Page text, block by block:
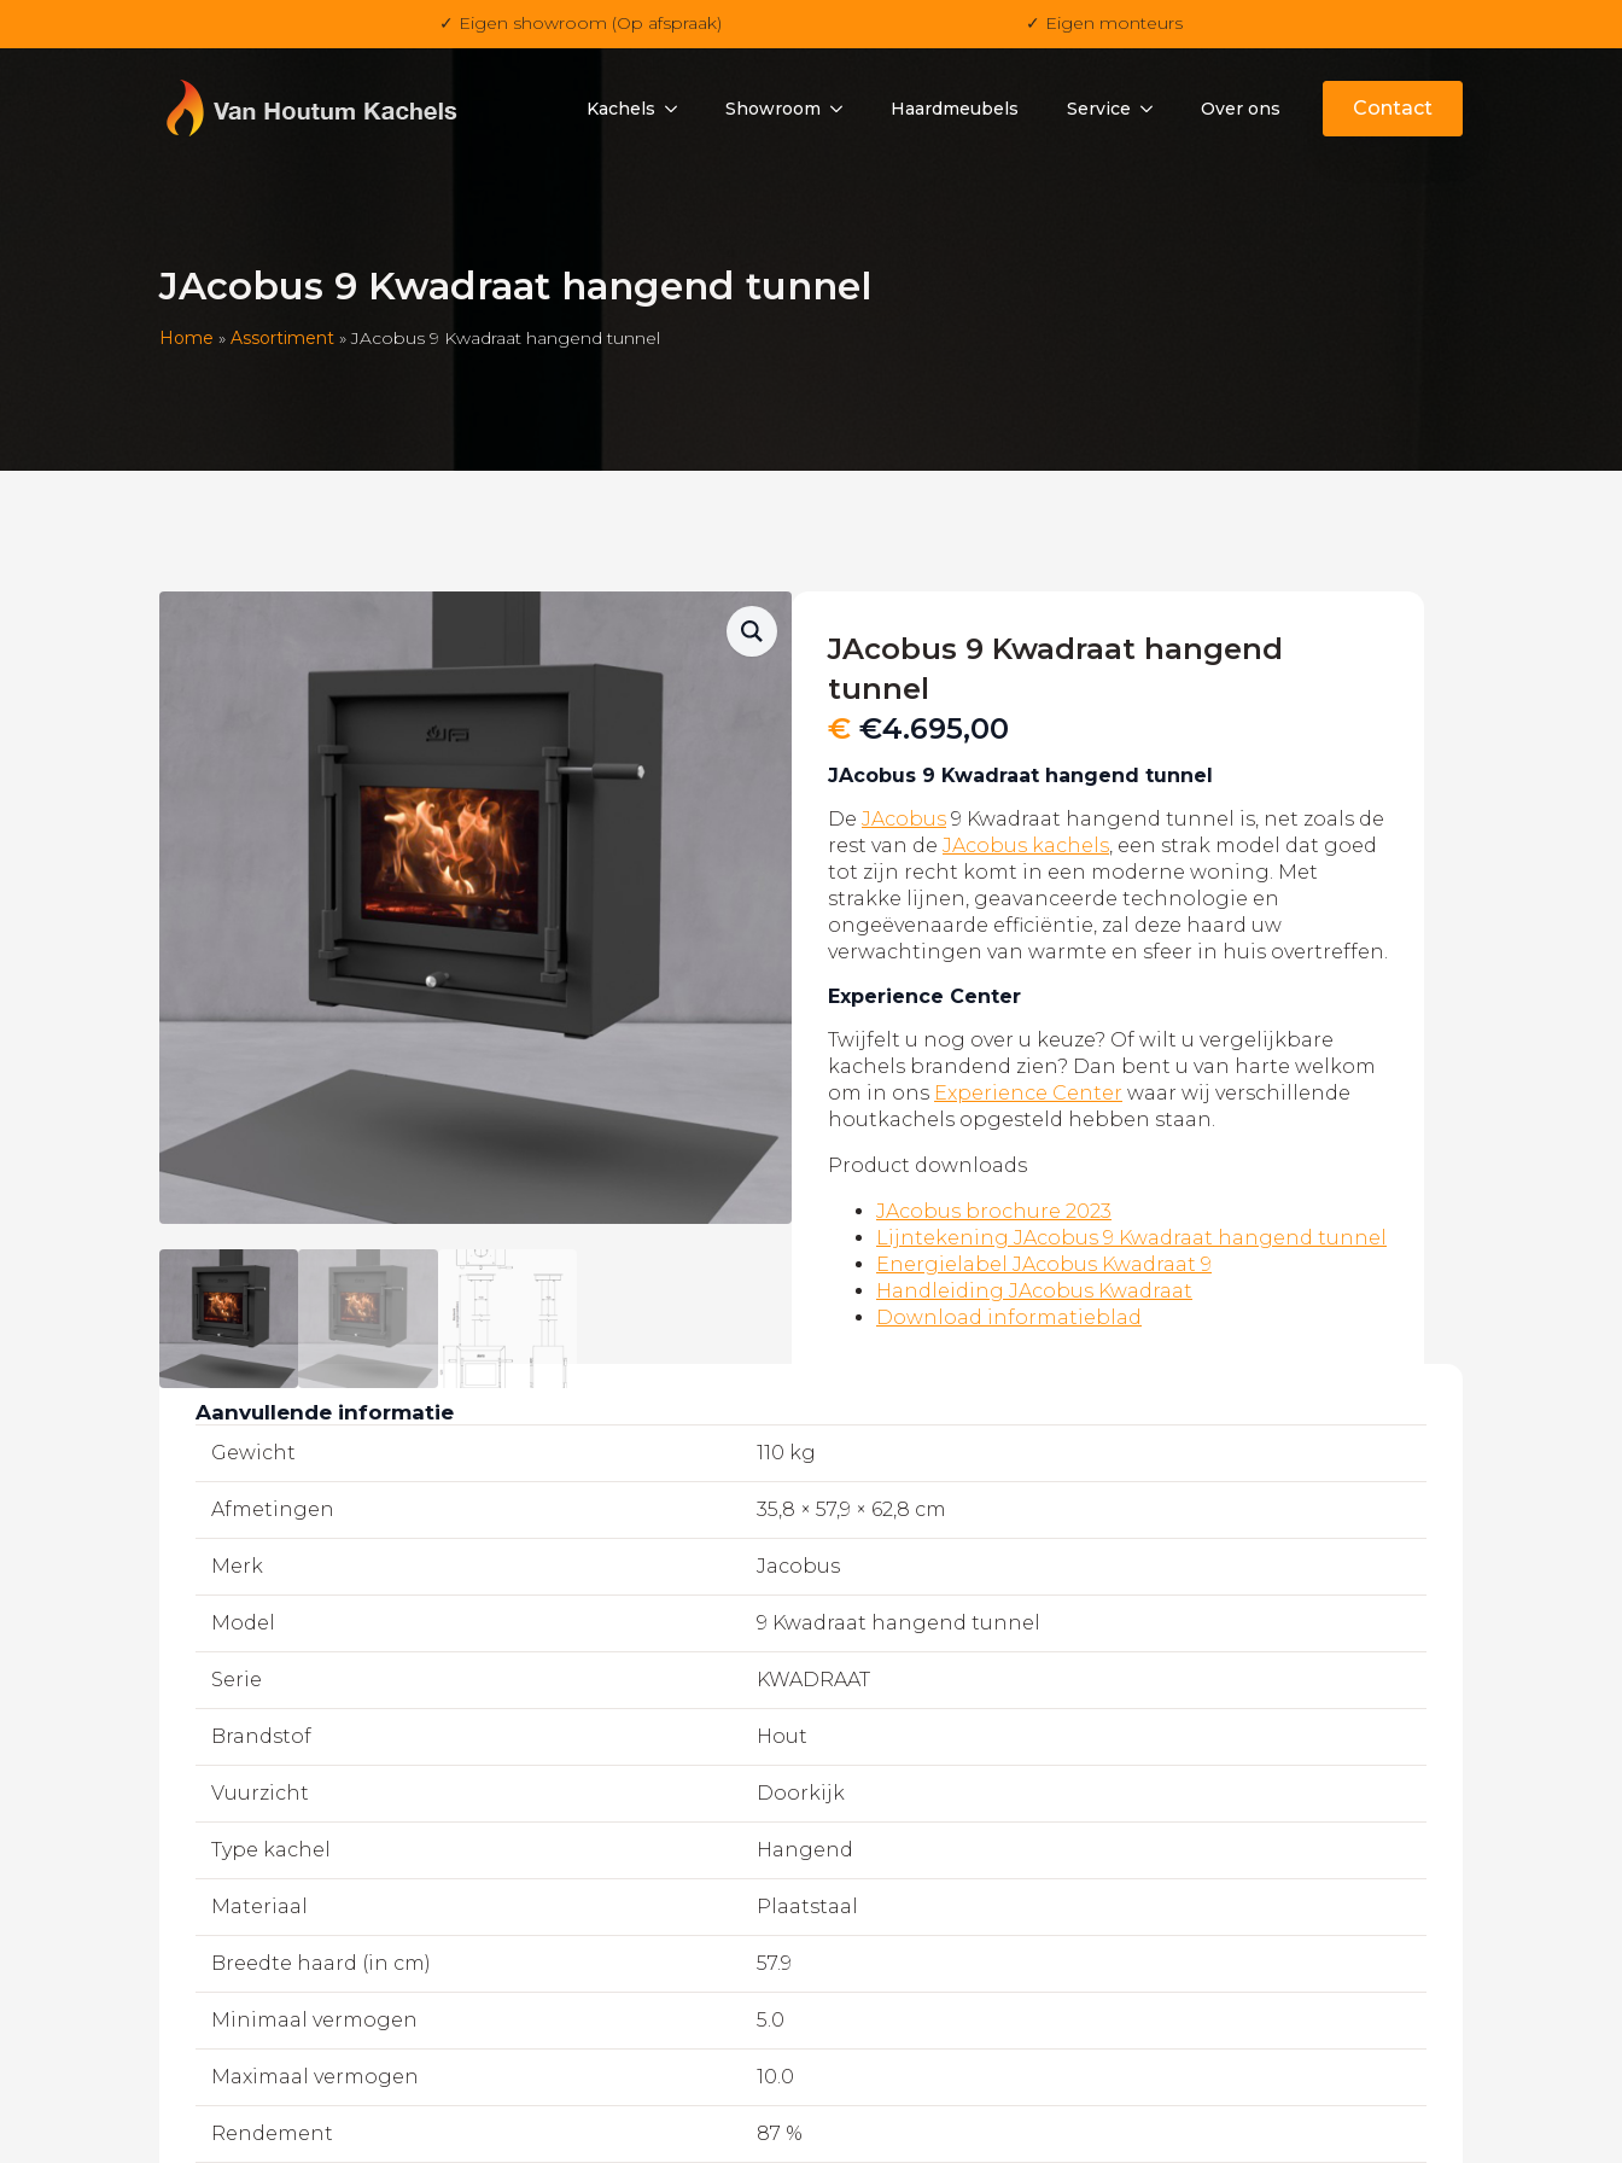
✓ Eigen showroom (Op afspraak) ✓ Eigen monteurs
Kachels Showroom Haardmeubels Service Over ons Contact
JAcobus 9 Kwadraat hangend tunnel
Home » Assortiment » JAcobus 9 Kwadraat hangend tunnel
JAcobus 9 Kwadraat hangend
tunnel
€ €4.695,00
JAcobus 9 Kwadraat hangend tunnel
De JAcobus 9 Kwadraat hangend tunnel is, net zoals de
rest van de JAcobus kachels, een strak model dat goed
tot zijn recht komt in een moderne woning. Met
strakke lijnen, geavanceerde technologie en
ongeëvenaarde efficiëntie, zal deze haard uw
verwachtingen van warmte en sfeer in huis overtreffen.
Experience Center
Twijfelt u nog over u keuze? Of wilt u vergelijkbare
kachels brandend zien? Dan bent u van harte welkom
om in ons Experience Center waar wij verschillende
houtkachels opgesteld hebben staan.
Product downloads
JAcobus brochure 2023
Lijntekening JAcobus 9 Kwadraat hangend tunnel
Energielabel JAcobus Kwadraat 9
Handleiding JAcobus Kwadraat
Download informatieblad
Aanvullende informatie
Gewicht 110 kg
Afmetingen 35,8 × 57,9 × 62,8 cm
Merk Jacobus
Model 9 Kwadraat hangend tunnel
Serie KWADRAAT
Brandstof Hout
Vuurzicht Doorkijk
Type kachel Hangend
Materiaal Plaatstaal
Breedte haard (in cm) 57.9
Minimaal vermogen 5.0
Maximaal vermogen 10.0
Rendement 87 %